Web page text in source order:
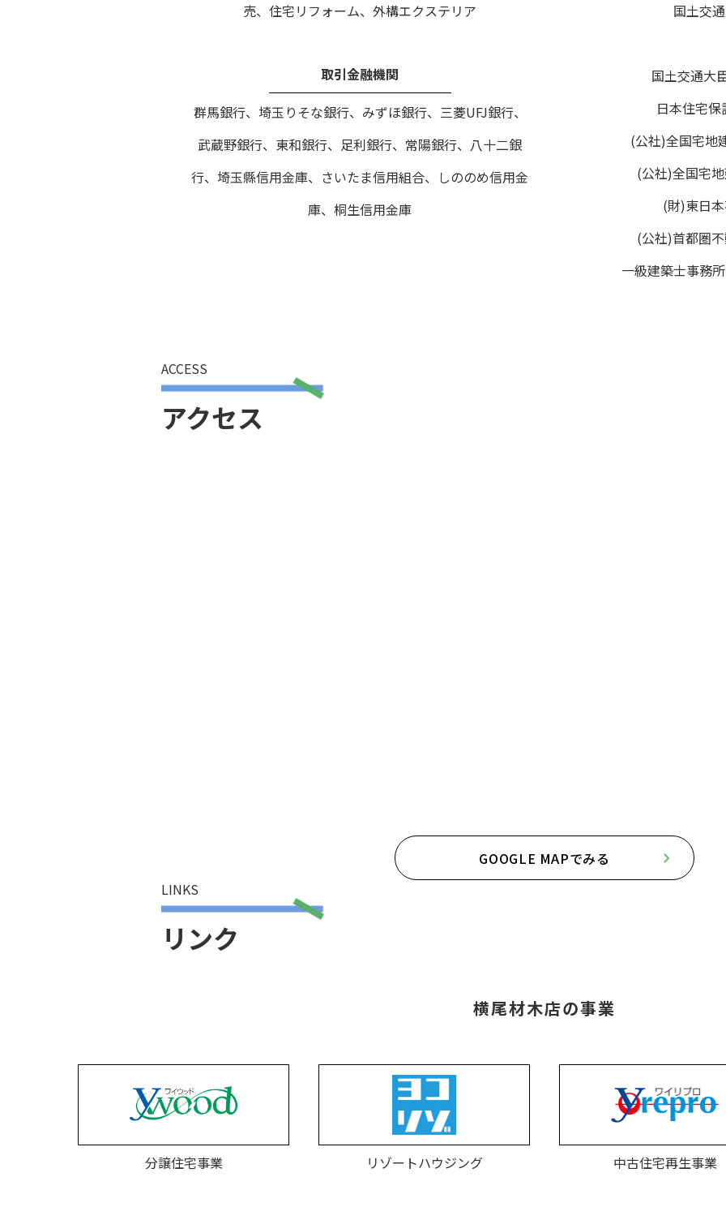
売、住宅リフォーム、外構エクステリア
取引金融機関
群馬銀行、埼玉りそな銀行、みずほ銀行、三菱UFJ銀行、
武蔵野銀行、東和銀行、足利銀行、常陽銀行、八十二銀
行、埼玉縣信用金庫、さいたま信用組合、しののめ信用金
庫、桐生信用金庫
国土交
国土交通大
日本住宅
(公社)全国宅地
(公社)全国宅
(財)東日
(公社)首都圏
一級建築士事務
ACCESS
アクセス
GOOGLE MAPでみる
LINKS
リンク
横尾材木店の事業
分譲住宅事業 リゾートハウジング 中古住宅再生事業